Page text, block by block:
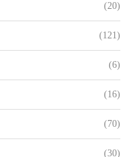
(20)
(121)
(6)
(16)
(70)
(30)